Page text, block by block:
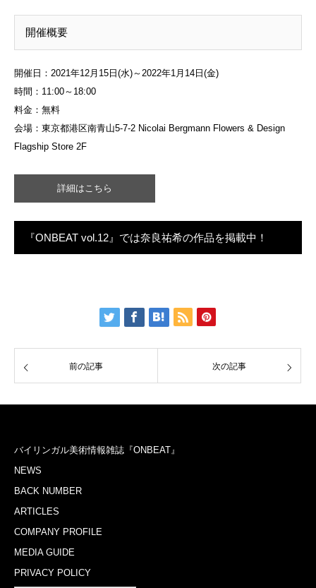
開催概要
開催日：2021年12月15日(水)～2022年1月14日(金)
時間：11:00～18:00
料金：無料
会場：東京都港区南青山5-7-2 Nicolai Bergmann Flowers & Design
Flagship Store 2F
詳細はこちら
『ONBEAT vol.12』では奈良祐希の作品を掲載中！
前の記事 次の記事
バイリンガル美術情報雑誌『ONBEAT』
NEWS
BACK NUMBER
ARTICLES
COMPANY PROFILE
MEDIA GUIDE
PRIVACY POLICY